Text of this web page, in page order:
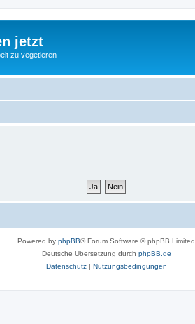
jetzt
zu vegetieren
Powered by phpBB® Forum Software © phpBB Limited
Deutsche Übersetzung durch phpBB.de
Datenschutz| Nutzungsbedingungen